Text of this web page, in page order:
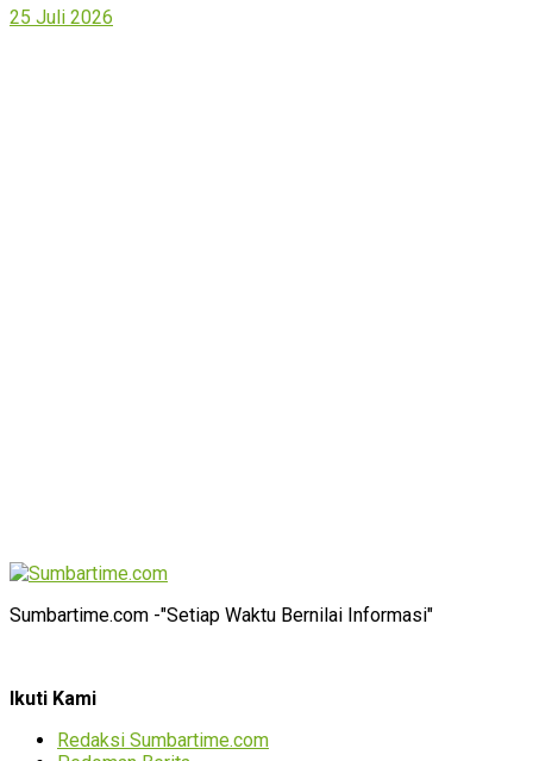
25 Juli 2026
Sumbartime.com -"Setiap Waktu Bernilai Informasi"
Ikuti Kami
Redaksi Sumbartime.com